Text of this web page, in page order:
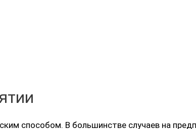
способом. В большинстве случаев на